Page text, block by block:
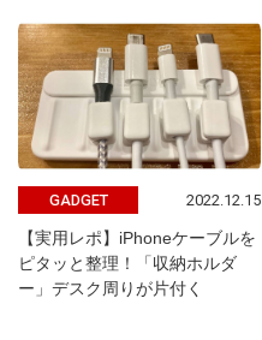
GADGET 2022.12.15
【実用レポ】iPhoneケーブルを
ピタッと整理！「収納ホルダ
ー」デスク周りが片付く